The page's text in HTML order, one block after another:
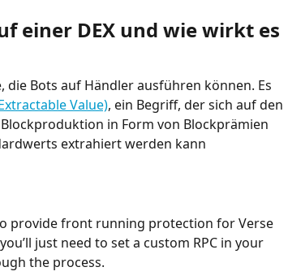
einer DEX und wie wirkt es
Bots auf Händler ausführen können. Es
Value), ein Begriff, der sich auf den
in Form von Blockprämien
extrahiert werden kann
provide front running protection for Verse
just need to set a custom RPC in your
the process.